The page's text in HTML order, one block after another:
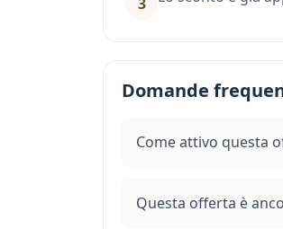
Domande
Come attivo questa
Questa offerta è